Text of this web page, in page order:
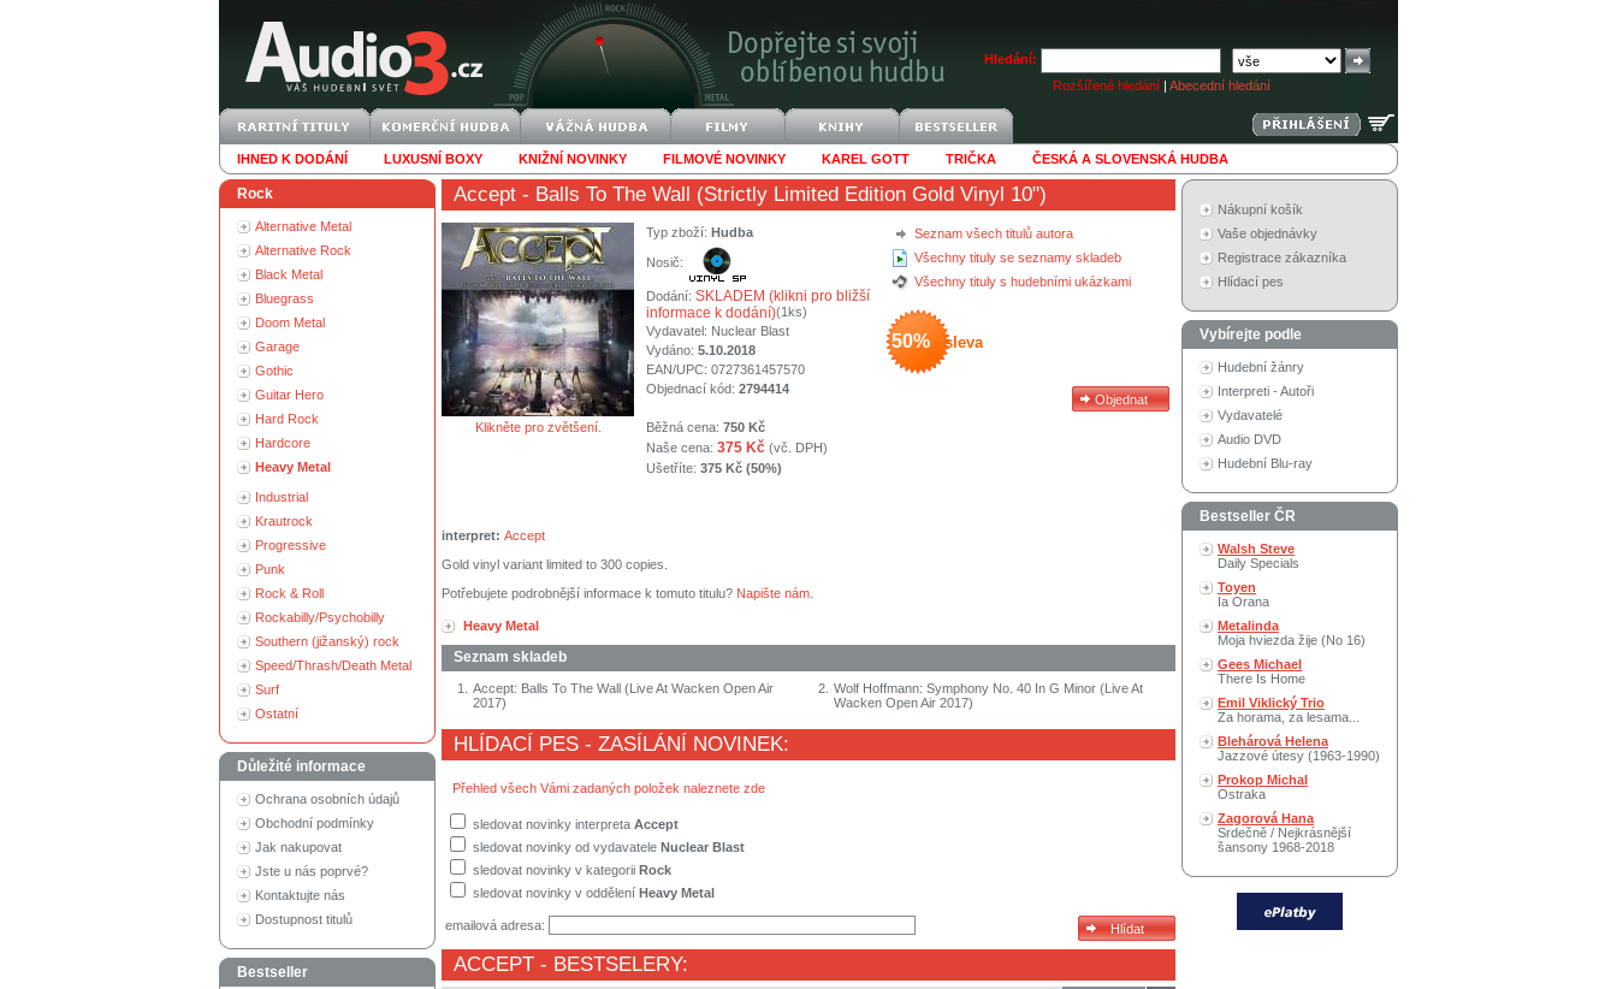
Hledání:
Rozšířené hledání | Abecední hledání
IHNED K DODÁNÍ LUXUSNÍ BOXY KNIŽNÍ NOVINKY FILMOVÉ NOVINKY KAREL GOTT TRIČKA ČESKÁ A SLOVENSKÁ HUDBA
Rock
Alternative Metal
Alternative Rock
Black Metal
Bluegrass
Doom Metal
Garage
Gothic
Guitar Hero
Hard Rock
Hardcore
Heavy Metal
Industrial
Krautrock
Progressive
Punk
Rock & Roll
Rockabilly/Psychobilly
Southern (jižanský) rock
Speed/Thrash/Death Metal
Surf
Ostatní
Důležité informace
Ochrana osobních údajů
Obchodní podmínky
Jak nakupovat
Jste u nás poprvé?
Kontaktujte nás
Dostupnost titulů
Bestseller
Accept - Balls To The Wall (Strictly Limited Edition Gold Vinyl 10")
Klikněte pro zvětšení.
Seznam všech titulů autora
Všechny tituly se seznamy skladeb
Všechny tituly s hudebními ukázkami
50% sleva
Typ zboží: Hudba
Nosič:
Dodání: SKLADEM (klikni pro bližší
informace k dodání)(1ks)
Vydavatel: Nuclear Blast
Vydáno: 5.10.2018
EAN/UPC: 0727361457570
Objednací kód: 2794414
Běžná cena: 750 Kč
Naše cena: 375 Kč (vč. DPH)
Ušetříte: 375 Kč (50%)
interpret: Accept
Gold vinyl variant limited to 300 copies.
Potřebujete podrobnější informace k tomuto titulu? Napište nám
Heavy Metal
Seznam skladeb
1.
Accept: Balls To The Wall (Live At Wacken Open Air
2017)
2. Wolf Hoffmann: Symphony No. 40 In G Minor (Live At
Wacken Open Air 2017)
HLÍDACÍ PES - ZASÍLÁNÍ NOVINEK:
Přehled všech Vámi zadaných položek naleznete zde
sledovat novinky interpreta Accept
sledovat novinky od vydavatele Nuclear Blast
sledovat novinky v kategorii Rock
sledovat novinky v oddělení Heavy Metal
emailová adresa:
ACCEPT - BESTSELERY:
Nákupní košík
Vaše objednávky
Registrace zákazníka
Hlídací pes
Vybírejte podle
Hudební žánry
Interpreti - Autoři
Vydavatelé
Audio DVD
Hudební Blu-ray
Bestseller ČR
Walsh Steve
Daily Specials
Toyen
Ia Orana
Metalinda
Moja hviezda žije (No 16)
Gees Michael
There Is Home
Emil Viklický Trio
Za horama, za lesama...
Blehárová Helena
Jazzové útesy (1963-1990)
Prokop Michal
Ostraka
Zagorová Hana
Srdečně / Nejkrásnější
šansony 1968-2018